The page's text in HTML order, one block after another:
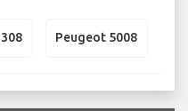
Peugeot 5008